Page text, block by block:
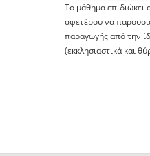
Το μάθημα επιδιώκει
αφετέρου να
παραγωγής από την
(εκκλησιαστικά και